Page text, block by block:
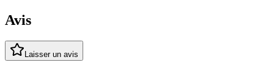
Avis
Laisser un avis